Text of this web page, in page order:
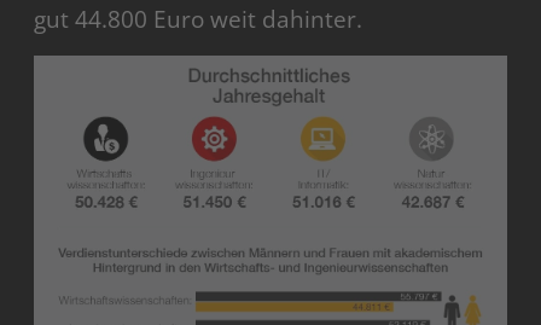
gut 44.800 Euro weit dahinter.